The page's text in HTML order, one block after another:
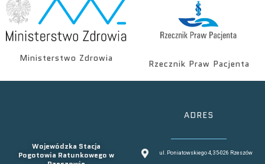
Ministerstwo Zdrowia
Rzecznik Praw Pacjenta
Wojewódzka Stacja
Pogotowia Ratunkowego w
ADRES
ul. Poniatowskiego 4, 35-026 Rzeszów